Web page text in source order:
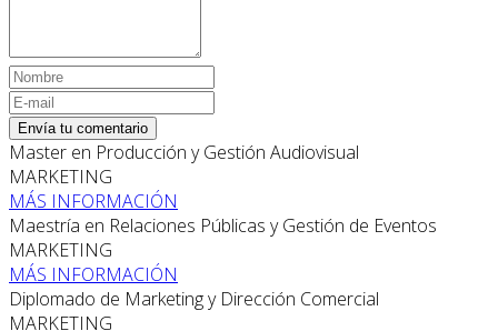
Envía tu comentario
Master en Producción y Gestión Audiovisual
MARKETING
MÁS INFORMACIÓN
Maestría en Relaciones Públicas y Gestión de Eventos
MARKETING
MÁS INFORMACIÓN
Diplomado de Marketing y Dirección Comercial
MARKETING